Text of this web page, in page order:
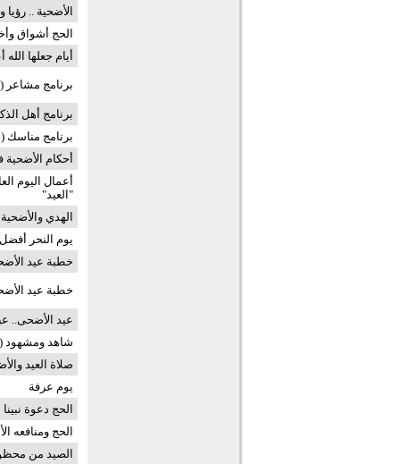
الأضحية ..
الحج أشواق
أيام جعلها الله
برنامج مشاعر (7) حج عام 1435هـ
برنامج أهل الذكر (7) حج عام
برنامج مناسك (1) حج عام 1435هـ
أحكام الأضحية
أعمال اليوم
"العيد"
الهدي
يوم النحر
خطبة عيد الأضحى
خطبة عيد الأضحى 1435هـ ( أضحية
عيد الأضحى..
شاهد ومشهود
صلاة العيد
يوم عرفة
الحج دعوة
الحج ومنافعه
الصيد من